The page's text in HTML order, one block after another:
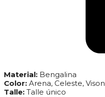
Material: Bengalina
Color: Arena, Celeste, Vison
Talle: Talle único